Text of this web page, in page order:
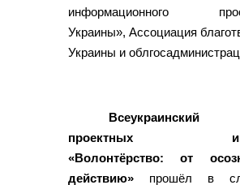
информационного
Украины», Ассоциация
Украины и
Всеукраинский
проектных
«Волонтёрство: от
действию» прошёл в